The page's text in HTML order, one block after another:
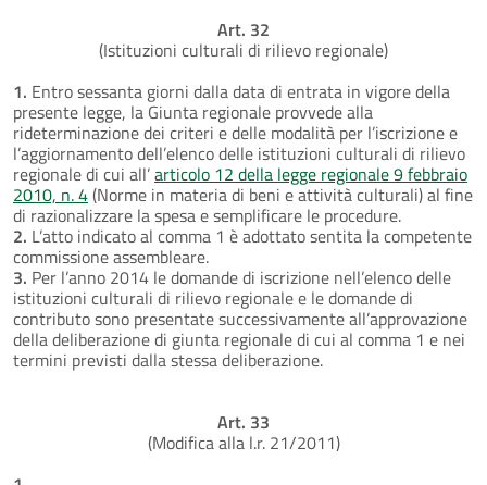
Art. 32
(Istituzioni culturali di rilievo regionale)
1. Entro sessanta giorni dalla data di entrata in vigore della
presente legge, la Giunta regionale provvede alla
rideterminazione dei criteri e delle modalità per l’iscrizione e
l’aggiornamento dell’elenco delle istituzioni culturali di rilievo
regionale di cui all’articolo 12 della legge regionale 9 febbraio
2010, n. 4(Norme in materia di beni e attività culturali) al fine
di razionalizzare la spesa e semplificare le procedure.
2. L’atto indicato al comma 1 è adottato sentita la competente
commissione assembleare.
3. Per l’anno 2014 le domande di iscrizione nell’elenco delle
istituzioni culturali di rilievo regionale e le domande di
contributo sono presentate successivamente all’approvazione
della deliberazione di giunta regionale di cui al comma 1 e nei
termini previsti dalla stessa deliberazione.
Art. 33
(Modifica alla l.r. 21/2011)